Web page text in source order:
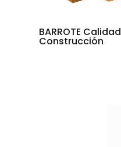
BARROTE Calidad
Construcción